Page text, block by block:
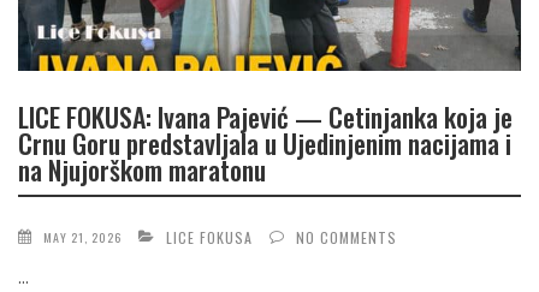
LICE FOKUSA: Ivana Pajević — Cetinjanka koja je
Crnu Goru predstavljala u Ujedinjenim nacijama i
na Njujorškom maratonu
MAY 21, 2026 LICE FOKUSA NO COMMENTS
...